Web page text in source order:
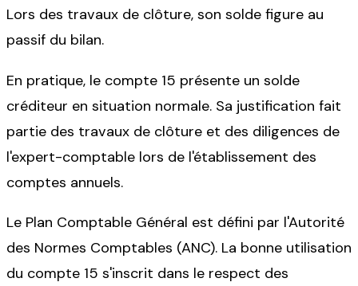
Lors des travaux de clôture, son solde figure au
passif du bilan.
En pratique, le compte 15 présente un solde
créditeur en situation normale. Sa justification fait
partie des travaux de clôture et des diligences de
l'expert-comptable lors de l'établissement des
comptes annuels.
Le Plan Comptable Général est défini par l'Autorité
des Normes Comptables (ANC). La bonne utilisation
du compte 15 s'inscrit dans le respect des